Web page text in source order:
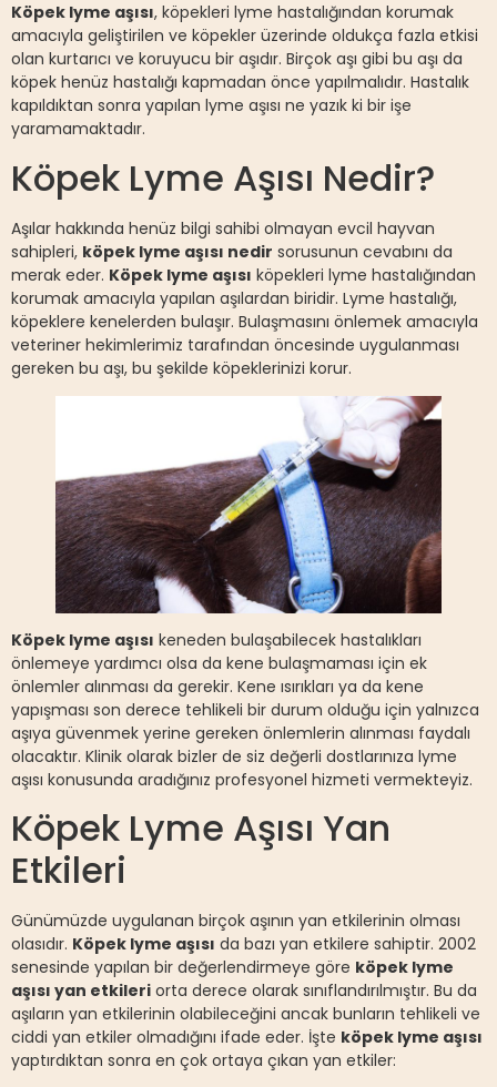
Köpek lyme aşısı, köpekleri lyme hastalığından korumak
amacıyla geliştirilen ve köpekler üzerinde oldukça fazla etkisi
olan kurtarıcı ve koruyucu bir aşıdır. Birçok aşı gibi bu aşı da
köpek henüz hastalığı kapmadan önce yapılmalıdır. Hastalık
kapıldıktan sonra yapılan lyme aşısı ne yazık ki bir işe
yaramamaktadır.
Köpek Lyme Aşısı Nedir?
Aşılar hakkında henüz bilgi sahibi olmayan evcil hayvan
sahipleri, köpek lyme aşısı nedir sorusunun cevabını da
merak eder. Köpek lyme aşısı köpekleri lyme hastalığından
korumak amacıyla yapılan aşılardan biridir. Lyme hastalığı,
köpeklere kenelerden bulaşır. Bulaşmasını önlemek amacıyla
veteriner hekimlerimiz tarafından öncesinde uygulanması
gereken bu aşı, bu şekilde köpeklerinizi korur.
Köpek lyme aşısı keneden bulaşabilecek hastalıkları
önlemeye yardımcı olsa da kene bulaşmaması için ek
önlemler alınması da gerekir. Kene ısırıkları ya da kene
yapışması son derece tehlikeli bir durum olduğu için yalnızca
aşıya güvenmek yerine gereken önlemlerin alınması faydalı
olacaktır. Klinik olarak bizler de siz değerli dostlarınıza lyme
aşısı konusunda aradığınız profesyonel hizmeti vermekteyiz.
Köpek Lyme Aşısı Yan
Etkileri
Günümüzde uygulanan birçok aşının yan etkilerinin olması
olasıdır. Köpek lyme aşısı da bazı yan etkilere sahiptir. 2002
senesinde yapılan bir değerlendirmeye göre köpek lyme
aşısı yan etkileri orta derece olarak sınıflandırılmıştır. Bu da
aşıların yan etkilerinin olabileceğini ancak bunların tehlikeli ve
ciddi yan etkiler olmadığını ifade eder. İşte köpek lyme aşısı
yaptırdıktan sonra en çok ortaya çıkan yan etkiler: